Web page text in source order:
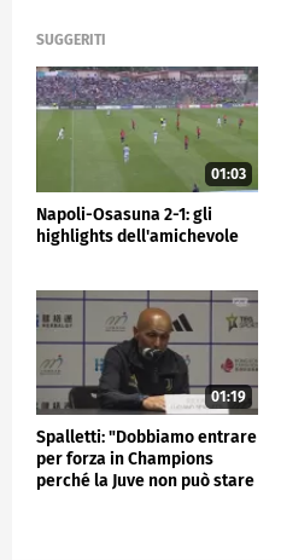
SUGGERITI
01:03
Napoli-Osasuna 2-1: gli
highlights dell'amichevole
01:19
Spalletti: "Dobbiamo entrare
per forza in Champions
perché la Juve non può stare